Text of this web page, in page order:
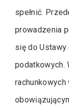
spełnić.
prowadzenia
się do
podatkowych.